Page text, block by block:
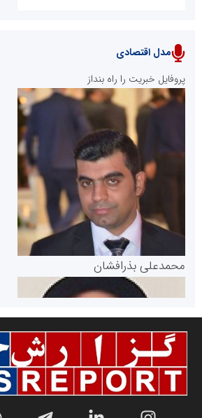
پایگاه خبری نهضت ملی مسکن
پایگاه خبری گفتمان یزد
سازمان بورس و اوراق بهادار
مرجع اخبار موثق در بازارسرمایه
سازمان صنعت،معدن و تجارت
مدل اقتصادی
پروفایل خبریت را راه بنداز
محمدعلی بذرافشان